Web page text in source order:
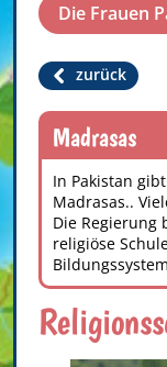
Die Frauen
zurück
Madrasas
In Pakistan
Madrasas..
Die Regierung
religiöse